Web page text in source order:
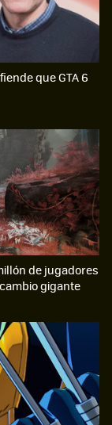
que GTA 6
de jugadores
gigante